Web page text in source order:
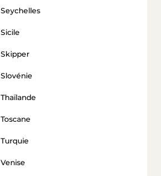
Seychelles
Sicile
Skipper
Slovénie
Thaïlande
Toscane
Turquie
Venise